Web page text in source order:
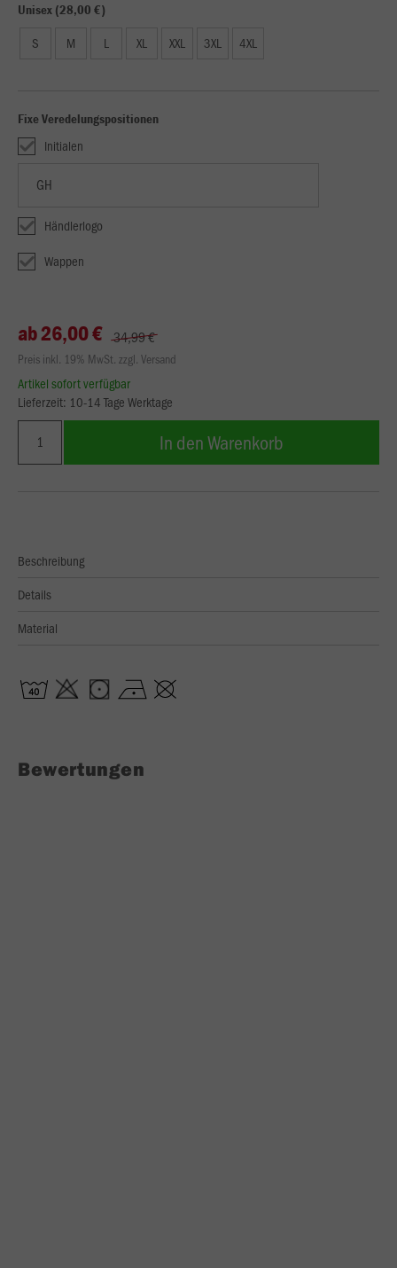
Unisex (28,00 €)
S M L XL XXL 3XL 4XL
Fixe Veredelungspositionen
Initialen
Händlerlogo
Wappen
ab 26,00 € 34,99 €
Preis inkl. 19% MwSt. zzgl. Versand
Artikel sofort verfügbar
Lieferzeit: 10-14 Tage Werktage
In den Warenkorb
Beschreibung
Details
Material
Bewertungen